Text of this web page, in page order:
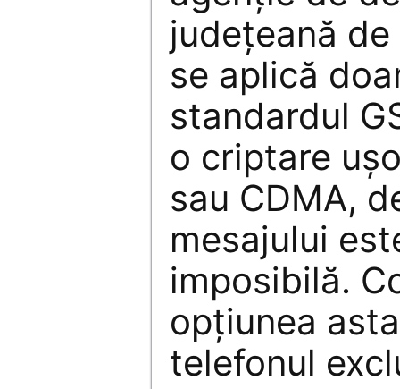
judeţeană
se aplică
standardul
o criptare
sau CDMA,
mesajului
imposibilă.
opţiunea
telefonul